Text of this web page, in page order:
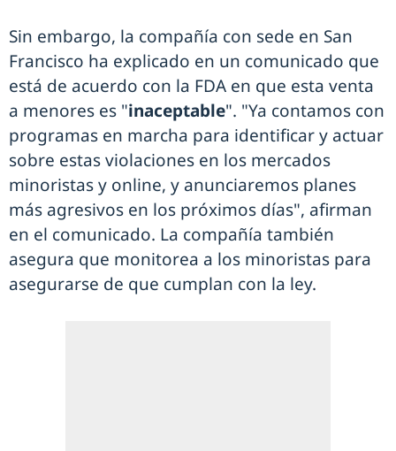
Sin embargo, la compañía con sede en San
Francisco ha explicado en un comunicado que
está de acuerdo con la FDA en que esta venta
a menores es "inaceptable". "Ya contamos con
programas en marcha para identificar y actuar
sobre estas violaciones en los mercados
minoristas y online, y anunciaremos planes
más agresivos en los próximos días", afirman
en el comunicado. La compañía también
asegura que monitorea a los minoristas para
asegurarse de que cumplan con la ley.